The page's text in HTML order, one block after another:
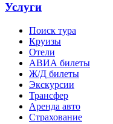
Услуги
Поиск тура
Круизы
Отели
АВИА билеты
Ж/Д билеты
Экскурсии
Трансфер
Аренда авто
Страхование